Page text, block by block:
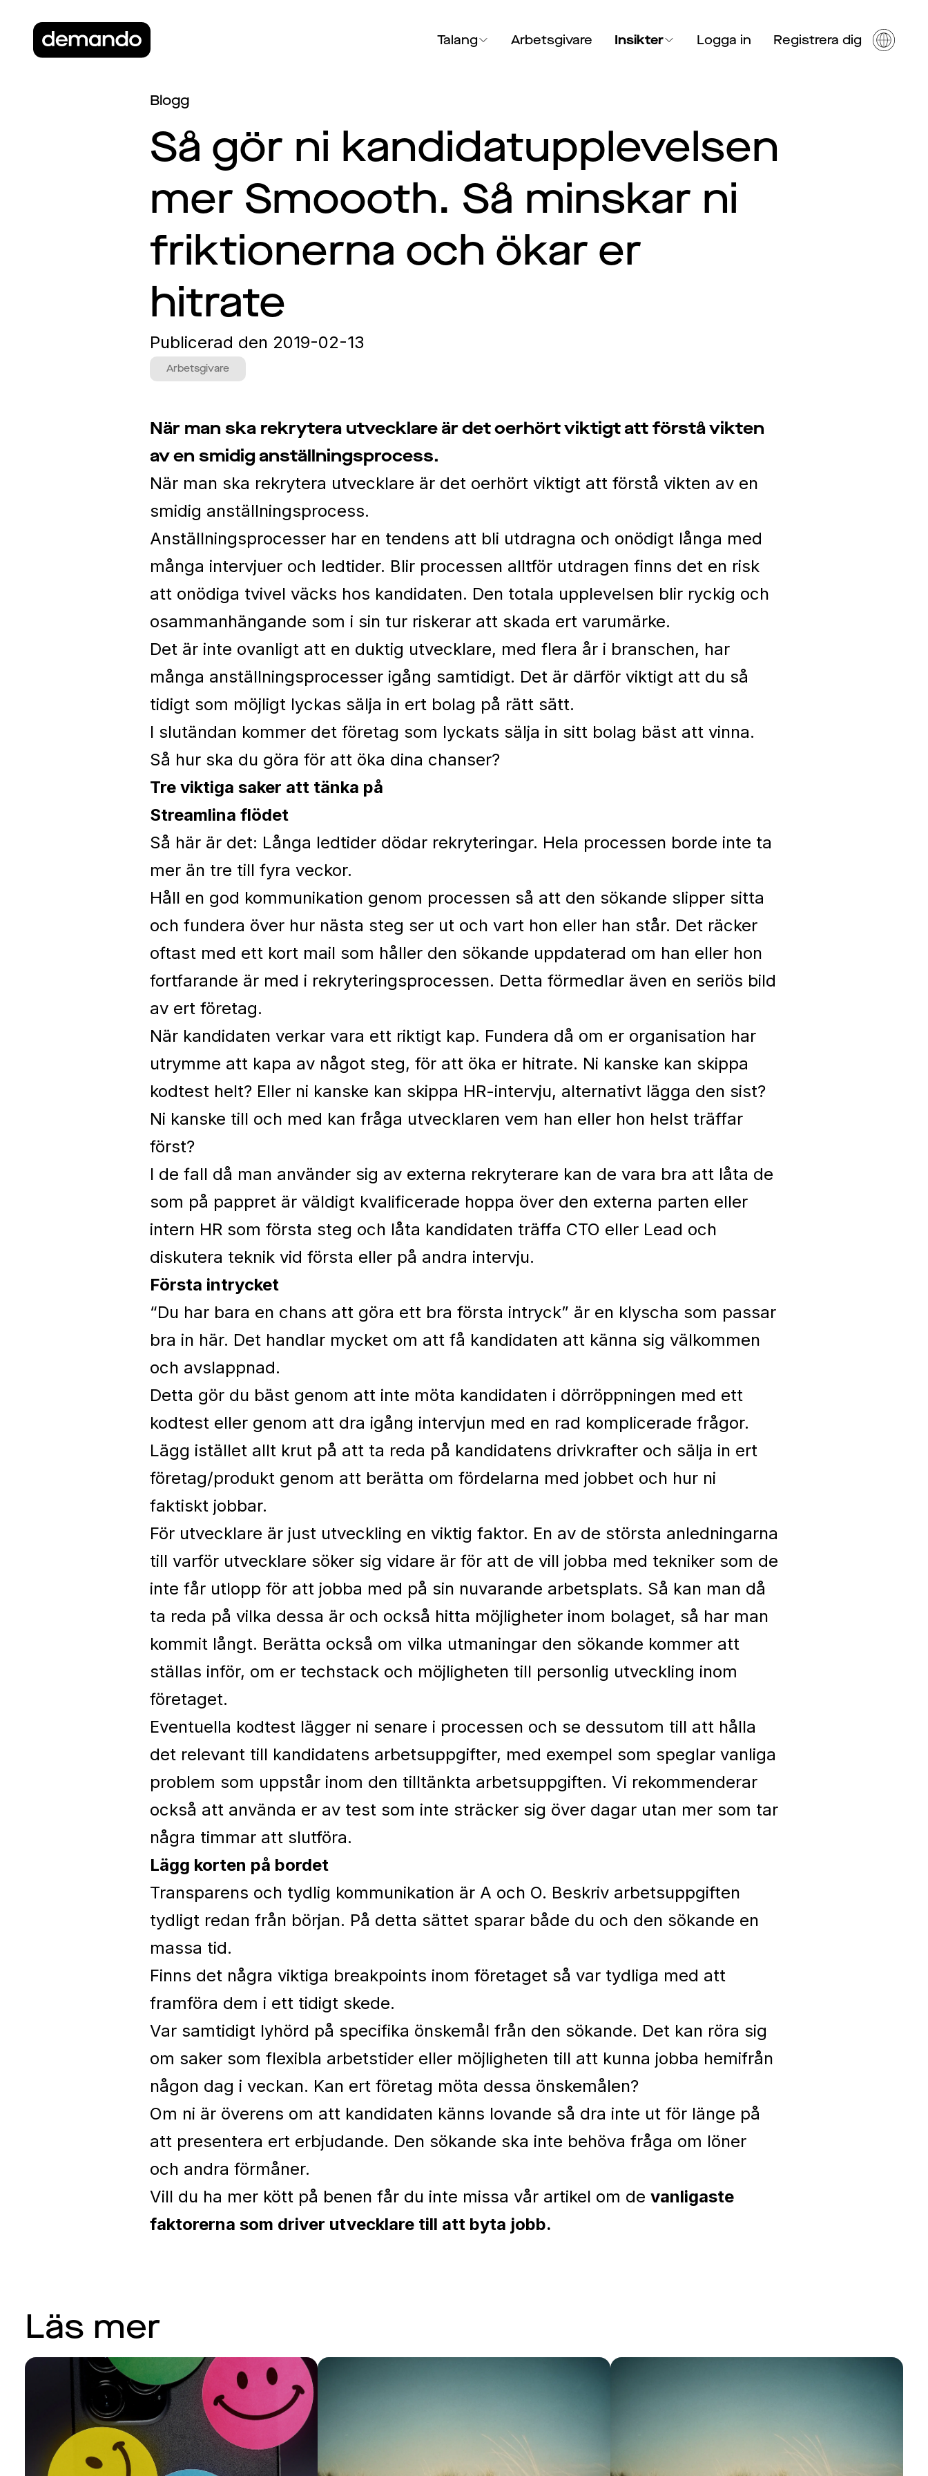
Talang Arbetsgivare Insikter Logga in Registrera dig
Blogg
Så gör ni kandidatupplevelsen
mer Smoooth. Så minskar ni
friktionerna och ökar er
hitrate
Publicerad den 2019-02-13
Arbetsgivare
När man ska rekrytera utvecklare är det oerhört viktigt att förstå vikten
av en smidig anställningsprocess.
När man ska rekrytera utvecklare är det oerhört viktigt att förstå vikten av en
smidig anställningsprocess.
Anställningsprocesser har en tendens att bli utdragna och onödigt långa med
många intervjuer och ledtider. Blir processen alltför utdragen finns det en risk
att onödiga tvivel väcks hos kandidaten. Den totala upplevelsen blir ryckig och
osammanhängande som i sin tur riskerar att skada ert varumärke.
Det är inte ovanligt att en duktig utvecklare, med flera år i branschen, har
många anställningsprocesser igång samtidigt. Det är därför viktigt att du så
tidigt som möjligt lyckas sälja in ert bolag på rätt sätt.
I slutändan kommer det företag som lyckats sälja in sitt bolag bäst att vinna.
Så hur ska du göra för att öka dina chanser?
Tre viktiga saker att tänka på
Streamlina flödet
Så här är det: Långa ledtider dödar rekryteringar. Hela processen borde inte ta
mer än tre till fyra veckor.
Håll en god kommunikation genom processen så att den sökande slipper sitta
och fundera över hur nästa steg ser ut och vart hon eller han står. Det räcker
oftast med ett kort mail som håller den sökande uppdaterad om han eller hon
fortfarande är med i rekryteringsprocessen. Detta förmedlar även en seriös bild
av ert företag.
När kandidaten verkar vara ett riktigt kap. Fundera då om er organisation har
utrymme att kapa av något steg, för att öka er hitrate. Ni kanske kan skippa
kodtest helt? Eller ni kanske kan skippa HR-intervju, alternativt lägga den sist?
Ni kanske till och med kan fråga utvecklaren vem han eller hon helst träffar
först?
I de fall då man använder sig av externa rekryterare kan de vara bra att låta de
som på pappret är väldigt kvalificerade hoppa över den externa parten eller
intern HR som första steg och låta kandidaten träffa CTO eller Lead och
diskutera teknik vid första eller på andra intervju.
Första intrycket
“Du har bara en chans att göra ett bra första intryck” är en klyscha som passar
bra in här. Det handlar mycket om att få kandidaten att känna sig välkommen
och avslappnad.
Detta gör du bäst genom att inte möta kandidaten i dörröppningen med ett
kodtest eller genom att dra igång intervjun med en rad komplicerade frågor.
Lägg istället allt krut på att ta reda på kandidatens drivkrafter och sälja in ert
företag/produkt genom att berätta om fördelarna med jobbet och hur ni
faktiskt jobbar.
För utvecklare är just utveckling en viktig faktor. En av de största anledningarna
till varför utvecklare söker sig vidare är för att de vill jobba med tekniker som de
inte får utlopp för att jobba med på sin nuvarande arbetsplats. Så kan man då
ta reda på vilka dessa är och också hitta möjligheter inom bolaget, så har man
kommit långt. Berätta också om vilka utmaningar den sökande kommer att
ställas inför, om er techstack och möjligheten till personlig utveckling inom
företaget.
Eventuella kodtest lägger ni senare i processen och se dessutom till att hålla
det relevant till kandidatens arbetsuppgifter, med exempel som speglar vanliga
problem som uppstår inom den tilltänkta arbetsuppgiften. Vi rekommenderar
också att använda er av test som inte sträcker sig över dagar utan mer som tar
några timmar att slutföra.
Lägg korten på bordet
Transparens och tydlig kommunikation är A och O. Beskriv arbetsuppgiften
tydligt redan från början. På detta sättet sparar både du och den sökande en
massa tid.
Finns det några viktiga breakpoints inom företaget så var tydliga med att
framföra dem i ett tidigt skede.
Var samtidigt lyhörd på specifika önskemål från den sökande. Det kan röra sig
om saker som flexibla arbetstider eller möjligheten till att kunna jobba hemifrån
någon dag i veckan. Kan ert företag möta dessa önskemålen?
Om ni är överens om att kandidaten känns lovande så dra inte ut för länge på
att presentera ert erbjudande. Den sökande ska inte behöva fråga om löner
och andra förmåner.
Vill du ha mer kött på benen får du inte missa vår artikel om de vanligaste
faktorerna som driver utvecklare till att byta jobb.
Läs mer